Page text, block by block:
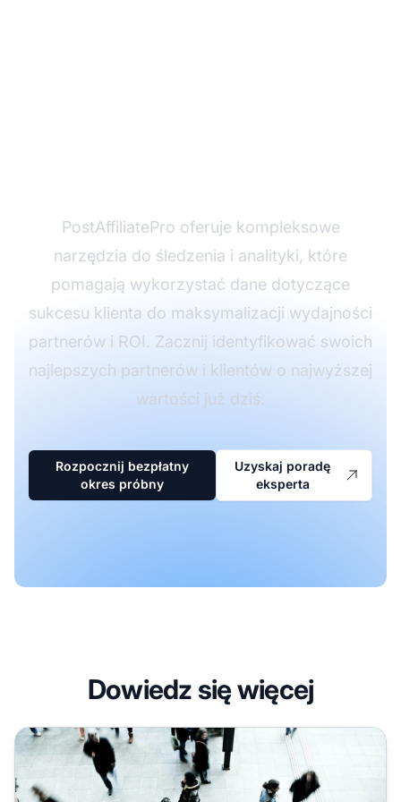
PostAffiliatePro oferuje kompleksowe
narzędzia do śledzenia i analityki, które
pomagają wykorzystać dane dotyczące
sukcesu klienta do maksymalizacji wydajności
partnerów i ROI. Zacznij identyfikować swoich
najlepszych partnerów i klientów o najwyższej
wartości już dziś.
Rozpocznij bezpłatny
okres próbny
Uzyskaj poradę
eksperta
Dowiedz się więcej
Jak wykorzystać dane Customer Success w kampanii